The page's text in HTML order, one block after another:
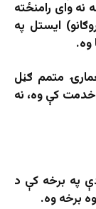
وای رامنځته
ایستل په
وه.
متمم ګڼل
خدمت کې وه، نه
په برخه کې د
برخه وه.